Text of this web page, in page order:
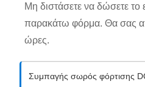
Μη διστάσετε να δώσετε
παρακάτω φόρμα. Θα σας
ώρες.